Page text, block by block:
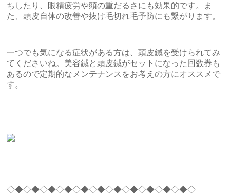
ちしたり、眼精疲労や頭の重だるさにも効果的です。ま
た、頭皮自体の改善や抜け毛切れ毛予防にも繋がります。
一つでも気になる症状がある方は、頭皮鍼を受けられてみ
てくださいね。美容鍼と頭皮鍼がセットになった回数券も
あるので定期的なメンテナンスをお考えの方にオススメで
す。
◇◆◇◆◇◆◇◆◇◆◇◆◇◆◇◆◇◆◇◆◇◆◇